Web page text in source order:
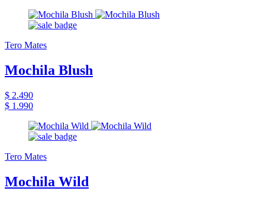
Tero Mates
Mochila Blush
$ 2.490
$ 1.990
Tero Mates
Mochila Wild